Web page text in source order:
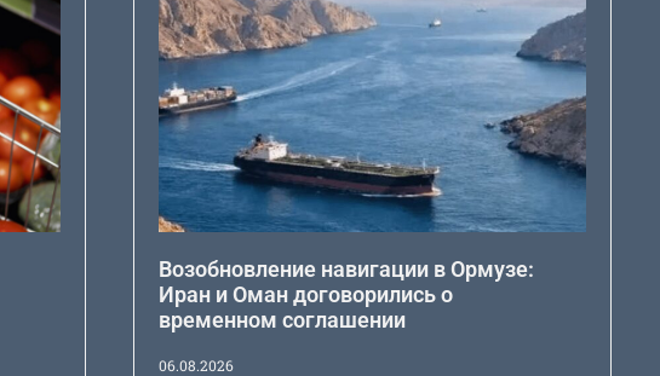
Возобновление навигации в Ормузе:
Иран и Оман договорились о
временном соглашении
06.08.2026